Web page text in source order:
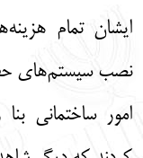
ایشان تمام
نصب سیستم‌های
امور ساختمانی